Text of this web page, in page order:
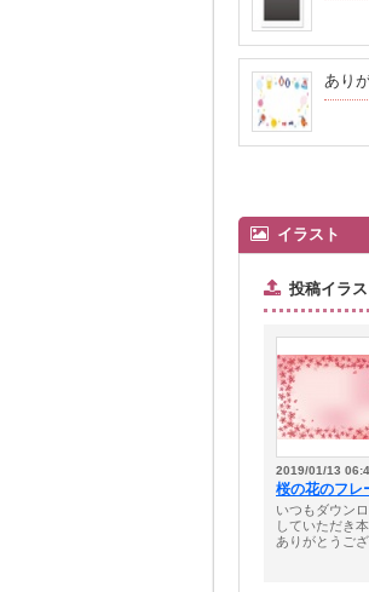
あり
イラスト
投稿イラ
2019/01/13
桜の花のフレ
いつもダウン
していただき
ありがとうござ